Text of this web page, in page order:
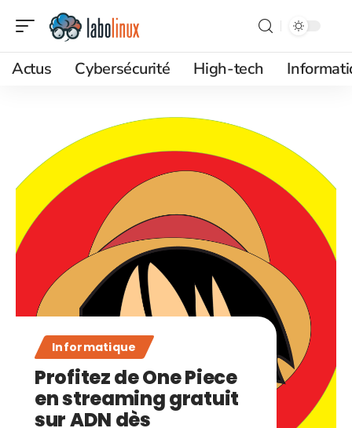
Actus Cybersécurité High-tech
Informatique
Profitez de One Piece
en streaming gratuit
sur ADN dès